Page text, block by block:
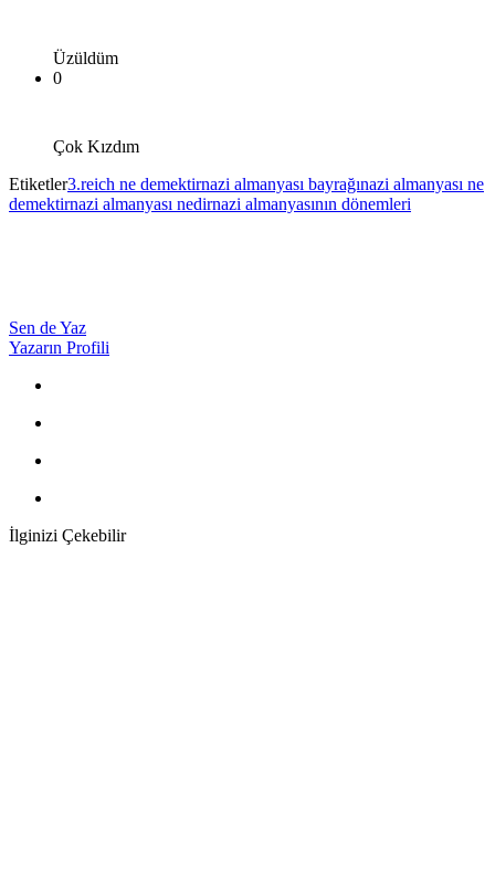
Üzüldüm
0
Çok Kızdım
Etiketler3.reich ne demektirnazi almanyası bayrağınazi almanyası ne
demektirnazi almanyası nedirnazi almanyasının dönemleri
Sen de Yaz
Yazarın Profili
İlginizi Çekebilir